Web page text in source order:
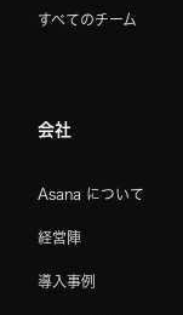
すべてのチーム
会社
Asana について
経営陣
導入事例